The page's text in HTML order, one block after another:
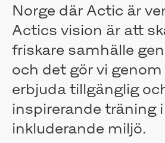
Styrelsen
Valberedning
Ledning
Revisorer
Ersättningar
Media
Prenumerera
Norge där Actic är
Actics vision är att
friskare samhälle
och det gör vi
erbjuda tillgänglig
inspirerande träning i
inkluderande miljö.